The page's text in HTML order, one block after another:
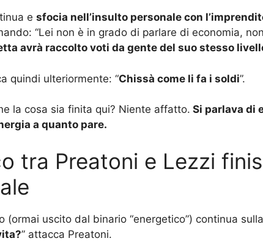
e sfocia nell’insulto personale con
“Lei non è in grado di parlare di economia,
avrà raccolto voti da gente del suo stesso
quindi ulteriormente: “Chissà come li fa i soldi”.
la cosa sia finita qui? Niente affatto. Si parlava di
a quanto pare.
tra Preatoni e Lezzi
(ormai uscito dal binario “energetico”) continua
” attacca Preatoni.